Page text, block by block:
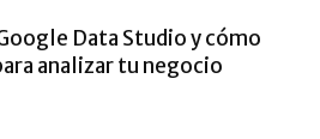
Data Studio y cómo
analizar tu negocio